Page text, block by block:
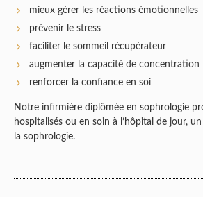
mieux gérer les réactions émotionnelles
prévenir le stress
faciliter le sommeil récupérateur
augmenter la capacité de concentration
renforcer la confiance en soi
Notre infirmière diplômée en sophrologie
hospitalisés ou en soin à l’hôpital de jour,
la sophrologie.